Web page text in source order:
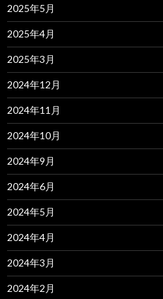
2025年5月
2025年4月
2025年3月
2024年12月
2024年11月
2024年10月
2024年9月
2024年6月
2024年5月
2024年4月
2024年3月
2024年2月